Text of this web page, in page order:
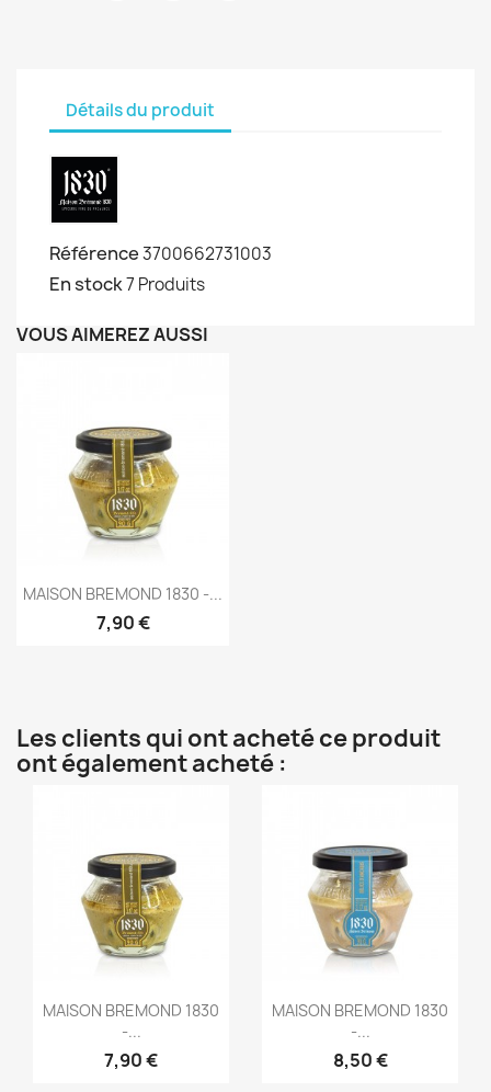
Détails du produit
Référence3700662731003
En stock7 Produits
VOUS AIMEREZ AUSSI
Aperçu rapide
MAISON BREMOND 1830 -...
7,90 €
Les clients qui ont acheté ce produit
ont également acheté :
Aperçu rapide
MAISON BREMOND 1830
-...
7,90 €
Aperçu rapide
MAISON BREMOND 1830
-...
8,50 €